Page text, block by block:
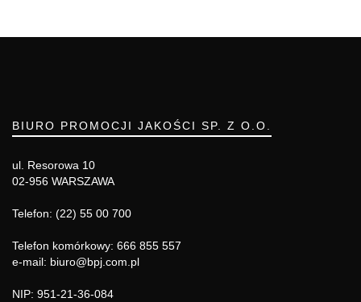
BIURO PROMOCJI JAKOŚCI SP. Z O.O.
ul. Resorowa 10
02-956 WARSZAWA
Telefon: (22) 55 00 700
Telefon komórkowy: 666 855 557
e-mail: biuro@bpj.com.pl
NIP: 951-21-36-084